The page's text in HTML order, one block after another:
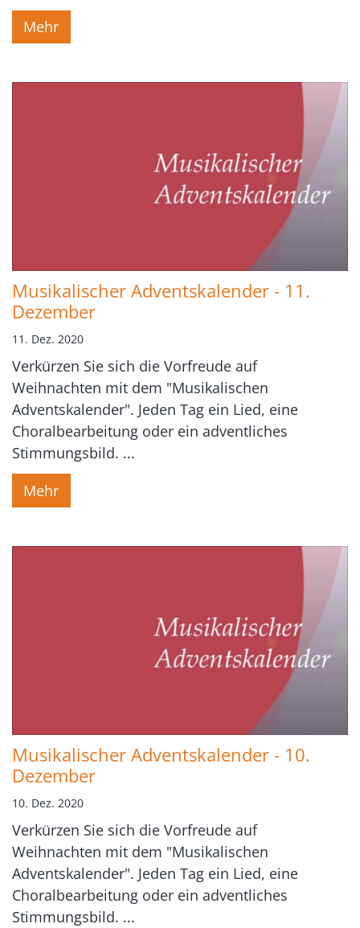
Mehr
Musikalischer Adventskalender - 11.
Dezember
11. Dez. 2020
Verkürzen Sie sich die Vorfreude auf
Weihnachten mit dem "Musikalischen
Adventskalender". Jeden Tag ein Lied, eine
Choralbearbeitung oder ein adventliches
Stimmungsbild. ...
Mehr
Musikalischer Adventskalender - 10.
Dezember
10. Dez. 2020
Verkürzen Sie sich die Vorfreude auf
Weihnachten mit dem "Musikalischen
Adventskalender". Jeden Tag ein Lied, eine
Choralbearbeitung oder ein adventliches
Stimmungsbild. ...